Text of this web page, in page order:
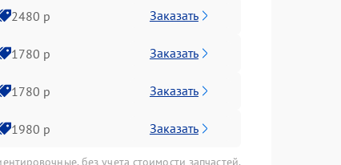
2480 р Заказать
1780 р Заказать
1780 р Заказать
1980 р Заказать
без учета стоимости запчастей.